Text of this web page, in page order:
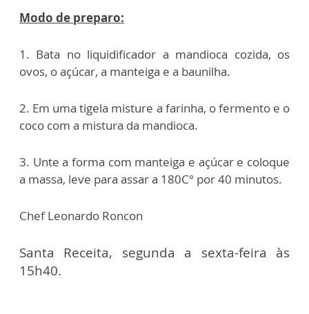
Modo de preparo:
1. Bata no liquidificador a mandioca cozida, os
ovos, o açúcar, a manteiga e a baunilha.
2. Em uma tigela misture a farinha, o fermento e o
coco com a mistura da mandioca.
3. Unte a forma com manteiga e açúcar e coloque
a massa, leve para assar a 180C° por 40 minutos.
Chef Leonardo Roncon
Santa Receita, segunda a sexta-feira às
15h40.